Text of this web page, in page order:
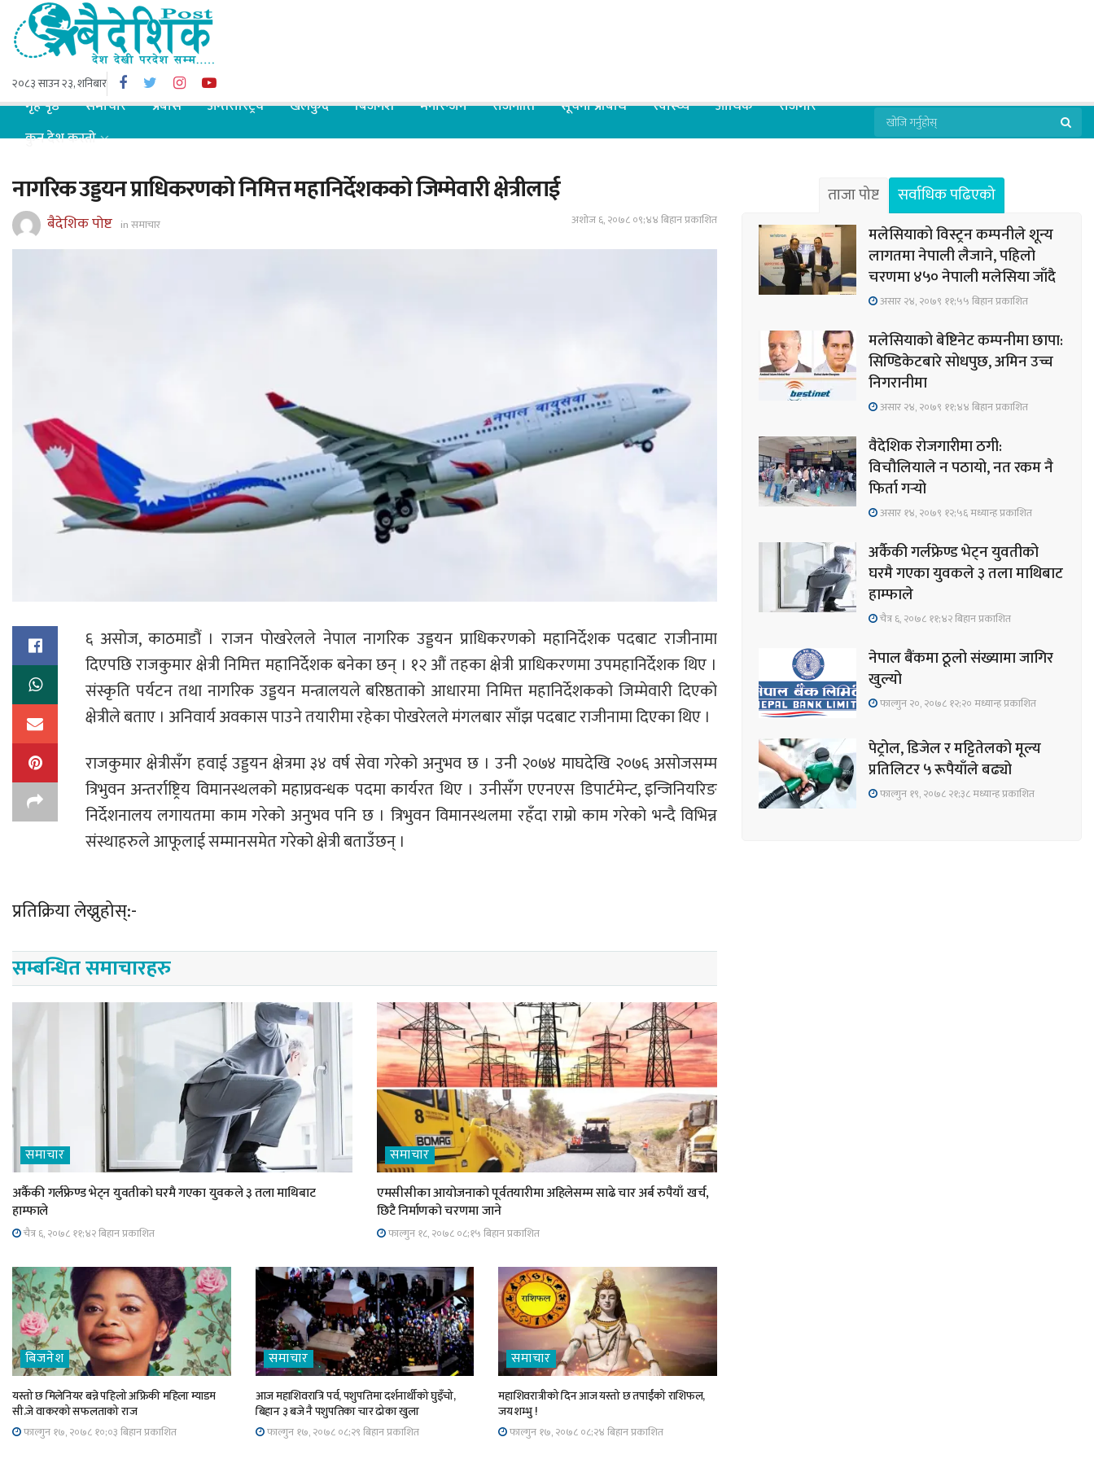
२०८३ साउन २३, शनिबार
गृह पृष्ठ समाचार प्रबास अन्तरास्ट्रिय खेलकुद बिजनेश मनोरन्जन राजनीति सूचना प्रबिधि स्वास्थ्य आर्थिक
रोजगार
कुन देश कस्तो
नागरिक उड्डयन प्राधिकरणको निमित्त महानिर्देशकको जिम्मेवारी क्षेत्रीलाई
बैदेशिक पोष्ट inसमाचार अशोज ६, २०७८ ०९;४४ बिहान प्रकाशित
६ असोज, काठमाडौं । राजन पोखरेलले नेपाल नागरिक उड्डयन प्राधिकरणको महानिर्देशक पदबाट राजीनामा
दिएपछि राजकुमार क्षेत्री निमित्त महानिर्देशक बनेका छन् । १२ औं तहका क्षेत्री प्राधिकरणमा उपमहानिर्देशक थिए ।
संस्कृति पर्यटन तथा नागरिक उड्डयन मन्त्रालयले बरिष्ठताको आधारमा निमित्त महानिर्देशकको जिम्मेवारी दिएको
क्षेत्रीले बताए । अनिवार्य अवकास पाउने तयारीमा रहेका पोखरेलले मंगलबार साँझ पदबाट राजीनामा दिएका थिए ।
राजकुमार क्षेत्रीसँग हवाई उड्डयन क्षेत्रमा ३४ वर्ष सेवा गरेको अनुभव छ । उनी २०७४ माघदेखि २०७६ असोजसम्म
त्रिभुवन अन्तर्राष्ट्रिय विमानस्थलको महाप्रवन्धक पदमा कार्यरत थिए । उनीसँग एएनएस डिपार्टमेन्ट, इन्जिनियरिङ
निर्देशनालय लगायतमा काम गरेको अनुभव पनि छ । त्रिभुवन विमानस्थलमा रहँदा राम्रो काम गरेको भन्दै विभिन्न
संस्थाहरुले आफूलाई सम्मानसमेत गरेको क्षेत्री बताउँछन् ।
प्रतिक्रिया लेख्नुहोस्:-
सम्बन्धित समाचारहरु
समाचार
अर्कैकी गर्लफ्रेण्ड भेट्न युवतीको घरमै गएका युवकले ३ तला माथिबाट
हाम्फाले
चैत्र ६, २०७८ ११;४२ बिहान प्रकाशित
समाचार
एमसीसीका आयोजनाको पूर्वतयारीमा अहिलेसम्म साढे चार अर्ब रुपैयाँ खर्च,
छिटै निर्माणको चरणमा जाने
फाल्गुन १८, २०७८ ०८;१५ बिहान प्रकाशित
बिजनेश
यस्तो छ मिलेनियर बन्ने पहिलो अफ्रिकी महिला म्याडम
सी.जे वाकरको सफलताको राज
फाल्गुन १७, २०७८ १०;०३ बिहान प्रकाशित
समाचार
आज महाशिवरात्रि पर्व, पशुपतिमा दर्शनार्थीको घुइँचो,
बिहान ३ बजे नै पशुपतिका चार ढोका खुला
फाल्गुन १७, २०७८ ०८;२९ बिहान प्रकाशित
समाचार
महाशिवरात्रीको दिन आज यस्तो छ तपाईंको राशिफल,
जय शम्भु !
फाल्गुन १७, २०७८ ०८;२४ बिहान प्रकाशित
ताजा पोष्ट
सर्वाधिक पढिएको
मलेसियाको विस्ट्रन कम्पनीले शून्य
लागतमा नेपाली लैजाने, पहिलो
चरणमा ४५० नेपाली मलेसिया जाँदै
असार २४, २०७९ ११;५५ बिहान प्रकाशित
मलेसियाको बेष्टिनेट कम्पनीमा छापा:
सिण्डिकेटबारे सोधपुछ, अमिन उच्च
निगरानीमा
असार २४, २०७९ ११;४४ बिहान प्रकाशित
वैदेशिक रोजगारीमा ठगी:
विचौलियाले न पठायो, नत रकम नै
फिर्ता गर्‍यो
असार १४, २०७९ १२;५६ मध्यान्ह प्रकाशित
अर्कैकी गर्लफ्रेण्ड भेट्न युवतीको
घरमै गएका युवकले ३ तला माथिबाट
हाम्फाले
चैत्र ६, २०७८ ११;४२ बिहान प्रकाशित
नेपाल बैंकमा ठूलो संख्यामा जागिर
खुल्यो
फाल्गुन २०, २०७८ १२;२० मध्यान्ह प्रकाशित
पेट्रोल, डिजेल र मट्टितेलको मूल्य
प्रतिलिटर ५ रूपैयाँले बढ्यो
फाल्गुन १९, २०७८ २१;३८ मध्यान्ह प्रकाशित